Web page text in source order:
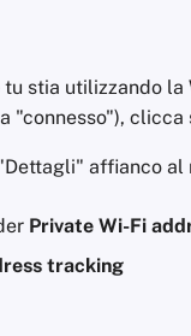
stia utilizzando la
"connesso"),
affianco al
Private Wi-Fi
tracking